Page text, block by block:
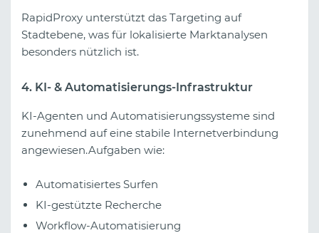
RapidProxy unterstützt das Targeting auf
Stadtebene, was für lokalisierte Marktanalysen
besonders nützlich ist.
4. KI- & Automatisierungs-Infrastruktur
KI-Agenten und Automatisierungssysteme sind
zunehmend auf eine stabile Internetverbindung
angewiesen.Aufgaben wie:
Automatisiertes Surfen
KI-gestützte Recherche
Workflow-Automatisierung